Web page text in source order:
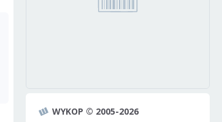
WYKOP © 2005-2026